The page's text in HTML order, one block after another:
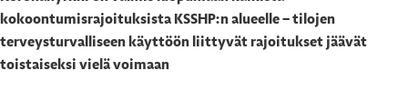
kokoontumisrajoituksista KSSHP:n alueelle – tilojen
terveysturvalliseen käyttöön liittyvät rajoitukset jäävät
toistaiseksi vielä voimaan